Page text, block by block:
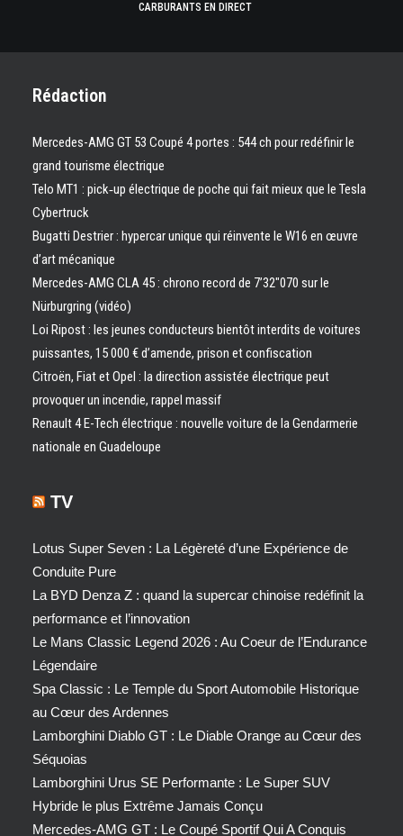
CARBURANTS EN DIRECT
Rédaction
Mercedes-AMG GT 53 Coupé 4 portes : 544 ch pour redéfinir le
grand tourisme électrique
Telo MT1 : pick‑up électrique de poche qui fait mieux que le Tesla
Cybertruck
Bugatti Destrier : hypercar unique qui réinvente le W16 en œuvre
d’art mécanique
Mercedes-AMG CLA 45 : chrono record de 7’32″070 sur le
Nürburgring (vidéo)
Loi Ripost : les jeunes conducteurs bientôt interdits de voitures
puissantes, 15 000 € d’amende, prison et confiscation
Citroën, Fiat et Opel : la direction assistée électrique peut
provoquer un incendie, rappel massif
Renault 4 E-Tech électrique : nouvelle voiture de la Gendarmerie
nationale en Guadeloupe
TV
Lotus Super Seven : La Légèreté d’une Expérience de
Conduite Pure
La BYD Denza Z : quand la supercar chinoise redéfinit la
performance et l’innovation
Le Mans Classic Legend 2026 : Au Coeur de l’Endurance
Légendaire
Spa Classic : Le Temple du Sport Automobile Historique
au Cœur des Ardennes
Lamborghini Diablo GT : Le Diable Orange au Cœur des
Séquoias
Lamborghini Urus SE Performante : Le Super SUV
Hybride le plus Extrême Jamais Conçu
Mercedes-AMG GT : Le Coupé Sportif Qui A Conquis